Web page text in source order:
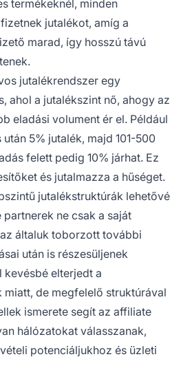
termékeknél, minden
jutalékot, amíg a
marad, így hosszú távú
jutalékrendszer egy
ahol a jutalékszint nő, ahogy az
eladási volument ér el. Például
5% jutalék, majd 101-500
felett pedig 10% járhat. Ez
és jutalmazza a hűséget.
jutalékstruktúrák lehetővé
ne csak a saját
általuk toborzott további
után is részesüljenek
kevésbé elterjedt a
de megfelelő struktúrával
ismerete segít az affiliate
hálózatokat válasszanak,
potenciáljukhoz és üzleti